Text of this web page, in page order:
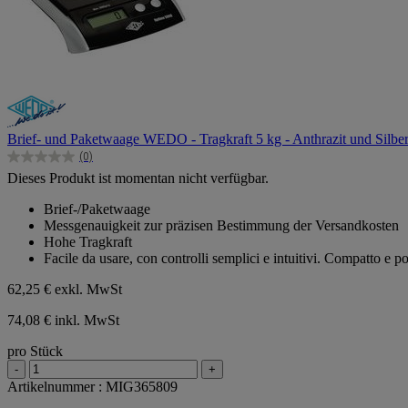
Brief- und Paketwaage WEDO - Tragkraft 5 kg - Anthrazit und Silber
(0)
0.0
von
Sternen.
Dieses Produkt ist momentan nicht verfügbar.
Brief-/Paketwaage
Messgenauigkeit zur präzisen Bestimmung der Versandkosten
Hohe Tragkraft
Facile da usare, con controlli semplici e intuitivi. Compatto e
62,25 € exkl. MwSt
74,08 € inkl. MwSt
pro Stück
- +
Artikelnummer : MIG365809